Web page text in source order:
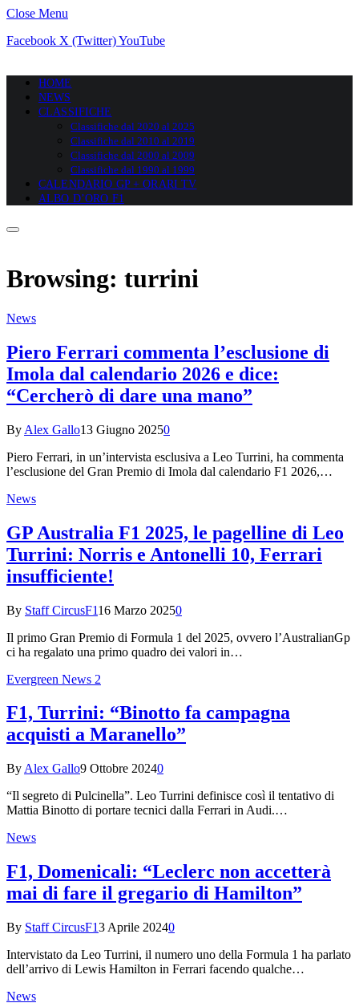
Close Menu
Facebook X (Twitter)YouTube
HOME
NEWS
CLASSIFICHE
Classifiche dal 2020 al 2025
Classifiche dal 2010 al 2019
Classifiche dal 2000 al 2009
Classifiche dal 1990 al 1999
CALENDARIO GP + ORARI TV
ALBO D’ORO F1
Browsing: turrini
News
Piero Ferrari commenta l’esclusione di
Imola dal calendario 2026 e dice:
“Cercherò di dare una mano”
By Alex Gallo13 Giugno 20250
Piero Ferrari, in un’intervista esclusiva a Leo Turrini, ha commenta
l’esclusione del Gran Premio di Imola dal calendario F1 2026,…
News
GP Australia F1 2025, le pagelline di Leo
Turrini: Norris e Antonelli 10, Ferrari
insufficiente!
By Staff CircusF116 Marzo 20250
Il primo Gran Premio di Formula 1 del 2025, ovvero l’AustralianGp
ci ha regalato una primo quadro dei valori in…
Evergreen News 2
F1, Turrini: “Binotto fa campagna
acquisti a Maranello”
By Alex Gallo9 Ottobre 20240
“Il segreto di Pulcinella”. Leo Turrini definisce così il tentativo di
Mattia Binotto di portare tecnici dalla Ferrari in Audi.…
News
F1, Domenicali: “Leclerc non accetterà
mai di fare il gregario di Hamilton”
By Staff CircusF13 Aprile 20240
Intervistato da Leo Turrini, il numero uno della Formula 1 ha parlato
dell’arrivo di Lewis Hamilton in Ferrari facendo qualche…
News